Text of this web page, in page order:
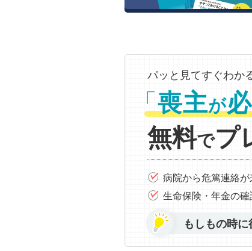
パッと見てすぐわか
「喪主が
無料でプ
病院から危篤連絡が
生命保険・年金の
もしもの時に